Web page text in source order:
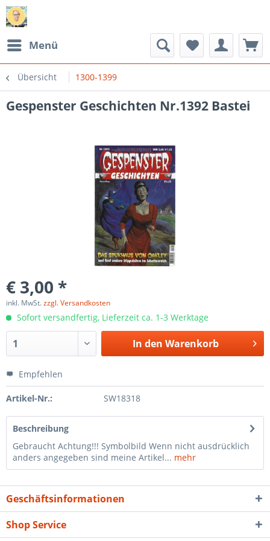
Menü
Übersicht 1300-1399
Gespenster Geschichten Nr.1392 Bastei
€ 3,00 *
inkl. MwSt.zzgl. Versandkosten
Sofort versandfertig, Lieferzeit ca. 1-3 Werktage
In den Warenkorb
Empfehlen
Artikel-Nr.: SW18318
Beschreibung
Gebraucht Achtung!!! Symbolbild Wenn nicht ausdrücklich
anders angegeben sind meine Artikel... mehr
Geschäftsinformationen
Shop Service